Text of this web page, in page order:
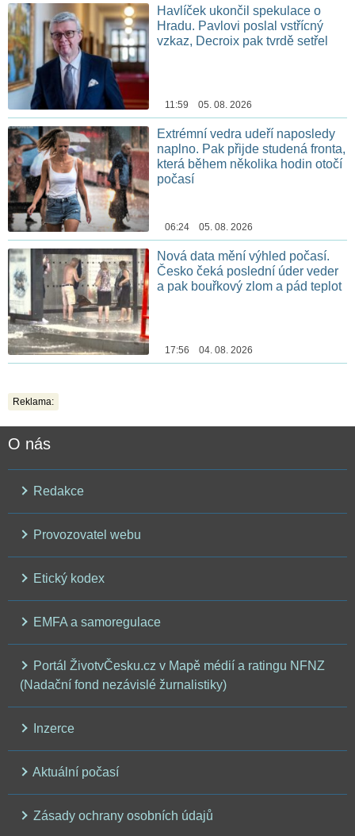
Havlíček ukončil spekulace o
Hradu. Pavlovi poslal vstřícný
vzkaz, Decroix pak tvrdě setřel
11:59 05. 08. 2026
Extrémní vedra udeří naposledy
naplno. Pak přijde studená fronta,
která během několika hodin otočí
počasí
06:24 05. 08. 2026
Nová data mění výhled počasí.
Česko čeká poslední úder veder
a pak bouřkový zlom a pád teplot
17:56 04. 08. 2026
Reklama:
O nás
Redakce
Provozovatel webu
Etický kodex
EMFA a samoregulace
Portál ŽivotvČesku.cz v Mapě médií a ratingu NFNZ
(Nadační fond nezávislé žurnalistiky)
Inzerce
Aktuální počasí
Zásady ochrany osobních údajů